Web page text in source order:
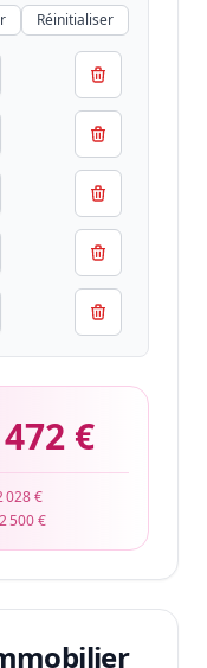
Réinitialiser
€
028 €
500 €